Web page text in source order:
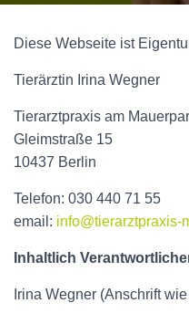
Diese Webseite ist
Tierärztin Irina Wegner
Tierarztpraxis am
Gleimstraße 15
10437 Berlin
Telefon: 030 440 71 55
email: info@tierarztpraxis-
Inhaltlich
Irina Wegner (Anschrift